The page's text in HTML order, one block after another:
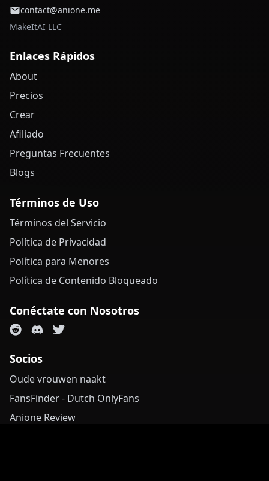
contact@anione.me
MakeItAI LLC
Enlaces Rápidos
About
Precios
Crear
Afiliado
Preguntas Frecuentes
Blogs
Términos de Uso
Términos del Servicio
Política de Privacidad
Política para Menores
Política de Contenido Bloqueado
Conéctate con Nosotros
Socios
Oude vrouwen naakt
FansFinder - Dutch OnlyFans
Anione Review